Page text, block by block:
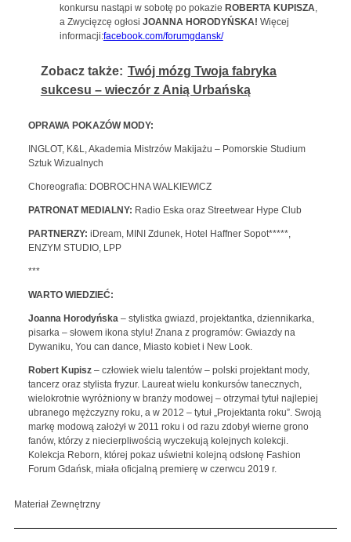
konkursu nastąpi w sobotę po pokazie ROBERTA KUPISZA
a Zwycięzcę ogłosi JOANNA HORODYŃSKA! Więcej
informacji:facebook.com/forumgdansk/
Zobacz także: Twój mózg Twoja fabryka
sukcesu – wieczór z Anią Urbańską
OPRAWA POKAZÓW MODY:
INGLOT, K&L, Akademia Mistrzów Makijażu – Pomorskie Studium
Sztuk Wizualnych
Choreografia: DOBROCHNA WALKIEWICZ
PATRONAT MEDIALNY: Radio Eska oraz Streetwear Hype Club
PARTNERZY: iDream, MINI Zdunek, Hotel Haffner Sopot*****,
ENZYM STUDIO, LPP
***
WARTO WIEDZIEĆ:
Joanna Horodyńska – stylistka gwiazd, projektantka, dziennikarka,
pisarka – słowem ikona stylu! Znana z programów: Gwiazdy na
Dywaniku, You can dance, Miasto kobiet i New Look.
Robert Kupisz– człowiek wielu talentów – polski projektant mody,
tancerz oraz stylista fryzur. Laureat wielu konkursów tanecznych,
wielokrotnie wyróżniony w branży modowej – otrzymał tytuł najlepiej
ubranego mężczyzny roku, a w 2012 – tytuł „Projektanta roku”. Swoją
markę modową założył w 2011 roku i od razu zdobył wierne grono
fanów, którzy z niecierpliwością wyczekują kolejnych kolekcji.
Kolekcja Reborn, której pokaz uświetni kolejną odsłonę Fashion
Forum Gdańsk, miała oficjalną premierę w czerwcu 2019 r.
Materiał Zewnętrzny